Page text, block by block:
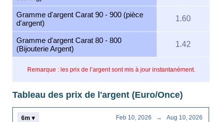
Remarque : les prix de l’argent sont mis à jour instantanément.
Gramme d'argent Carat 90 - 900 (pièce
d'argent)
1.60
Gramme d'argent Carat 80 - 800
(Bijouterie Argent)
1.42
Tableau des prix de l'argent (Euro/Once)
6m ▾ Feb 10, 2026 → Aug 10, 2026